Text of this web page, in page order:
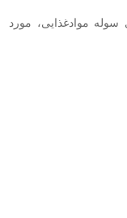
سوله موادغذایی، مورد